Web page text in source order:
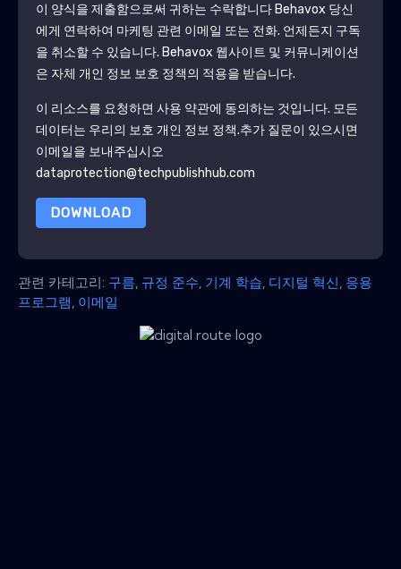
이 양식을 제출함으로써 귀하는 수락합니다 Behavox 당신
에게 연락하여 마케팅 관련 이메일 또는 전화. 언제든지 구독
을 취소할 수 있습니다. Behavox 웹사이트 및 커뮤니케이션
은 자체 개인 정보 보호 정책의 적용을 받습니다.
이 리소스를 요청하면 사용 약관에 동의하는 것입니다. 모든
데이터는 우리의 보호 개인 정보 정책.추가 질문이 있으시면
이메일을 보내주십시오
dataprotection@techpublishhub.com
DOWNLOAD
관련 카테고리: 구름 규정 준수 기계 학습 디지털 혁신 응용
프로그램 이메일